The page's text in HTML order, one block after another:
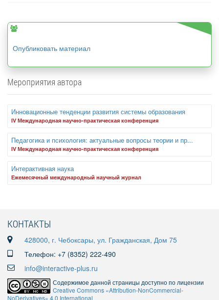
Опубликовать материал
Мероприятия автора
Инновационные тенденции развития системы образования
IV Международная научно-практическая конференция
Педагогика и психология: актуальные вопросы теории и пр...
IV Международная научно-практическая конференция
Интерактивная наука
Ежемесячный международный научный журнал
КОНТАКТЫ
428000, г. Чебоксары, ул. Гражданская, Дом 75
Телефон: +7 (8352) 222-490
info@interactive-plus.ru
Содержимое данной страницы доступно по лицензии
Creative Commons «Attribution-NonCommercial-
NoDerivatives» 4.0 International